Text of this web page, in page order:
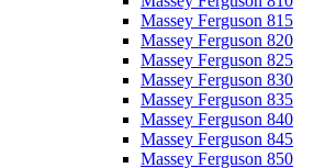
Massey Ferguson 815
Massey Ferguson 820
Massey Ferguson 825
Massey Ferguson 830
Massey Ferguson 835
Massey Ferguson 840
Massey Ferguson 845
Massey Ferguson 850